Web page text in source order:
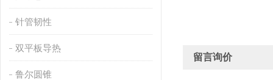
针管韧性
双平板导热
鲁尔圆锥
留言询价